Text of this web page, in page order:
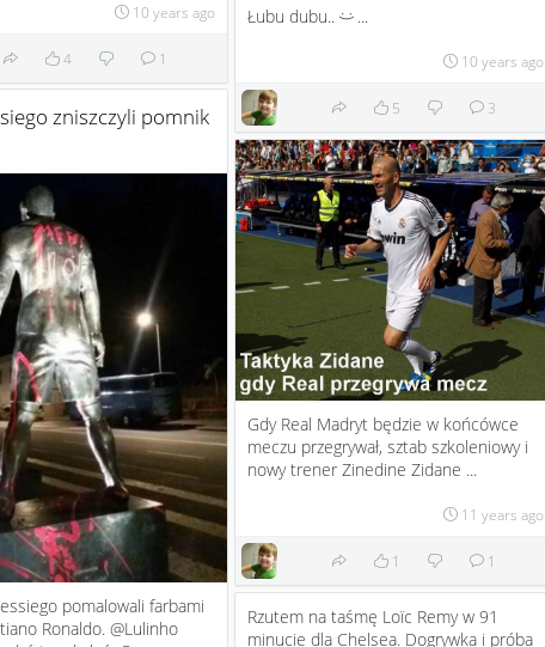
10 years ago
4 1
Łubu dubu.. :) ...
10 years ago
5 3
zniszczyli pomnik
pomalowali farbami
Ronaldo. @Lulinho
Gdy Real Madryt będzie w końcówce
meczu przegrywał, sztab szkoleniowy i
nowy trener Zinedine Zidane ...
11 years ago
1 1
Rzutem na taśmę Loïc Remy w 91
minucie dla Chelsea. Dogrywka i próba